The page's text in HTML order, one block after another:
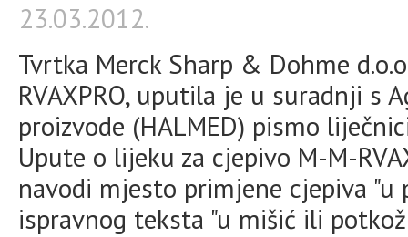
23.03.2012.
Tvrtka Merck Sharp & Dohme
RVAXPRO, uputila je u suradnji s
proizvode (HALMED) pismo
Upute o lijeku za cjepivo M-M-
navodi mjesto primjene cjepiva
ispravnog teksta "u mišić ili